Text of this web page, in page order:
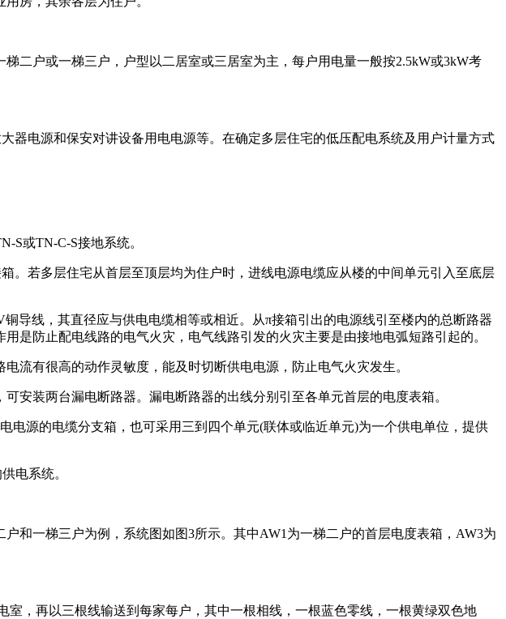
二户或一梯三户，户型以二居室或三居室为主，每户用电量一般按2.5kW或3kW考
器电源和保安对讲设备用电电源等。在确定多层住宅的低压配电系统及用户计量方式
S或TN-C-S接地系统。
。若多层住宅从首层至顶层均为住户时，进线电源电缆应从楼的中间单元引入至底层
导线，其直径应与供电电缆相等或相近。从π接箱引出的电源线引至楼内的总断路器
是防止配电线路的电气火灾，电气线路引发的火灾主要是由接地电弧短路引起的。
流有很高的动作灵敏度，能及时切断供电电源，防止电气火灾发生。
安装两台漏电断路器。漏电断路器的出线分别引至各单元首层的电度表箱。
源的电缆分支箱，也可采用三到四个单元(联体或临近单元)为一个供电单位，提供
电系统。
和一梯三户为例，系统图如图3所示。其中AW1为一梯二户的首层电度表箱，AW3为
，再以三根线输送到每家每户，其中一根相线，一根蓝色零线，一根黄绿双色地